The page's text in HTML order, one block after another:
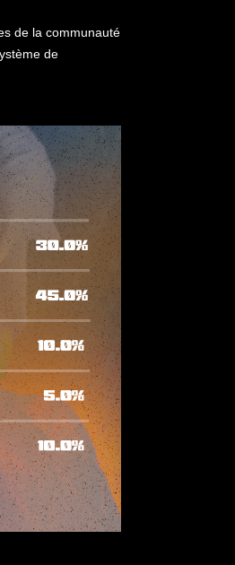
de la communauté
de